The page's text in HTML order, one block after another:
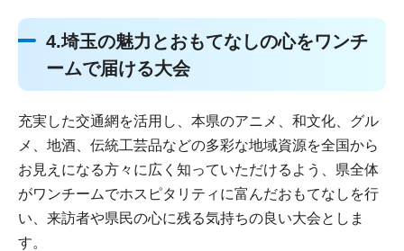
4.埼玉の魅力とおもてなしの心をワンチ
ームで届ける大会
充実した交通網を活用し、本県のアニメ、和文化、グル
メ、地酒、伝統工芸品などの多彩な地域資源を全国から
お見えになる方々に広く知っていただけるよう、県全体
がワンチームでホスピタリティに富んだおもてなしを行
い、来訪者や県民の心に残る気持ちの良い大会としま
す。